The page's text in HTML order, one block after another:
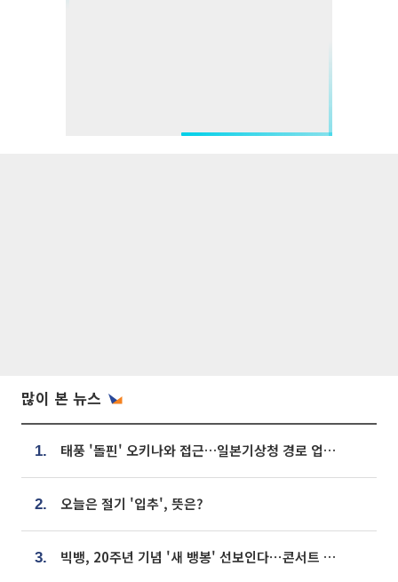
많이 본 뉴스
1. 태풍 '돌핀' 오키나와 접근…일본기상청 경로 업데이트
2. 오늘은 절기 '입추', 뜻은?
3. 빅뱅, 20주년 기념 '새 뱅봉' 선보인다⋯콘서트 앞두고 팝업 개최